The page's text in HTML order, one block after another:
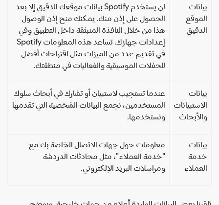
لن يستخدم Spotify بيانات موقعك الدقيق إلا بعد
الحصول على إذن منك. يمكنك منح إذن الوصول
هذا من خلال النافذة المنبثقة داخل التطبيق وفي
إعدادات جهازك. تساعد هذه المعلومات Spotify
في تقديم عدد من الميزات مثل اقتراحات أفضل
للحفلات الموسيقية والفعاليات في منطقتك.
عندما تستجيب لاستبيان أو تشارك في أبحاث سلوك
المستخدمين، نجمع البيانات الشخصية التي تقدمها
ونستخدمها.
معلومات حول جهات الاتصال الخاصة بك مع
"خدمة العملاء"، مثل محادثات الدردشة
ومراسلات البريد الإلكتروني.